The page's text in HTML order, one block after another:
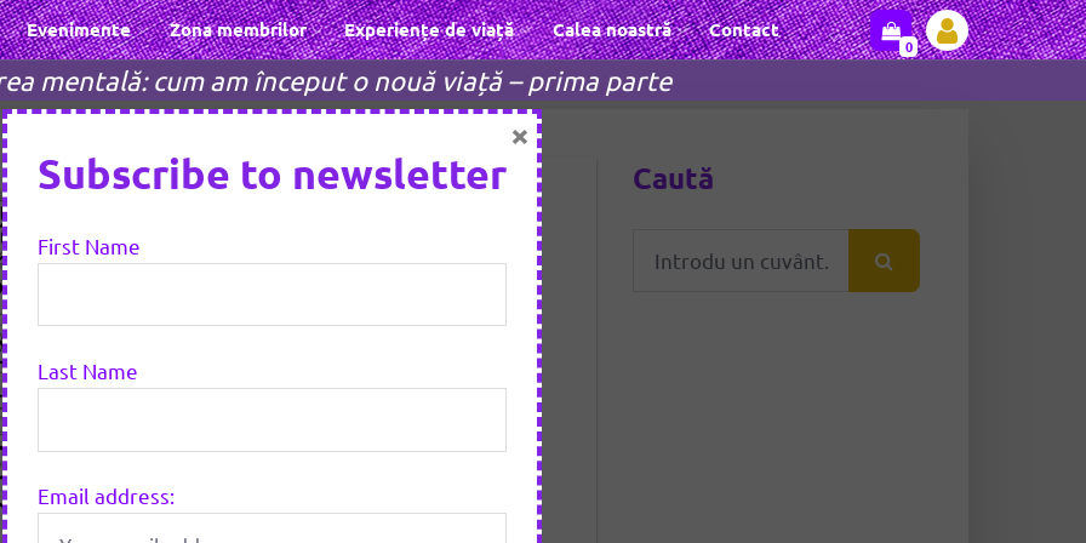
Evenimente Zona membrilor Experiențe de viață Calea noastră Contact
0
mentală: cum am început o nouă viață – prima parte
Caută
Subscribe to newsletter
First Name
Last Name
Email address:
×